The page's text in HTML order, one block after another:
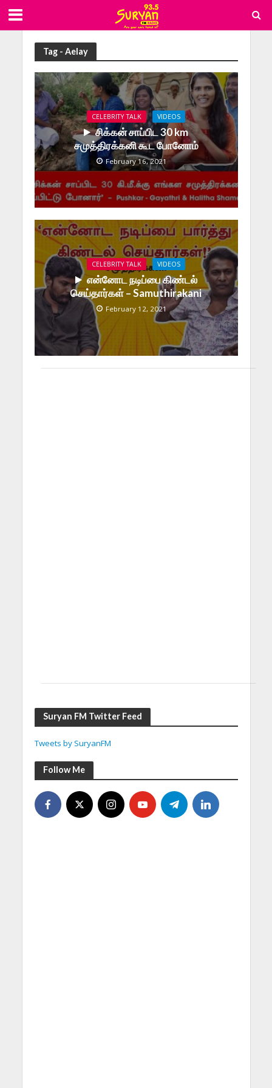
Tag - Aelay
CELEBRITY TALK VIDEOS
சிக்கன் சாப்பிட 30 km
சமுத்திரக்கனி கூட போனோம்
February 16, 2021
CELEBRITY TALK VIDEOS
என்னோட நடிப்பை கிண்டல்
செய்தார்கள் – Samuthirakani
February 12, 2021
Suryan FM Twitter Feed
Tweets by SuryanFM
Follow Me